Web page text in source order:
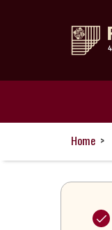
Home
Home